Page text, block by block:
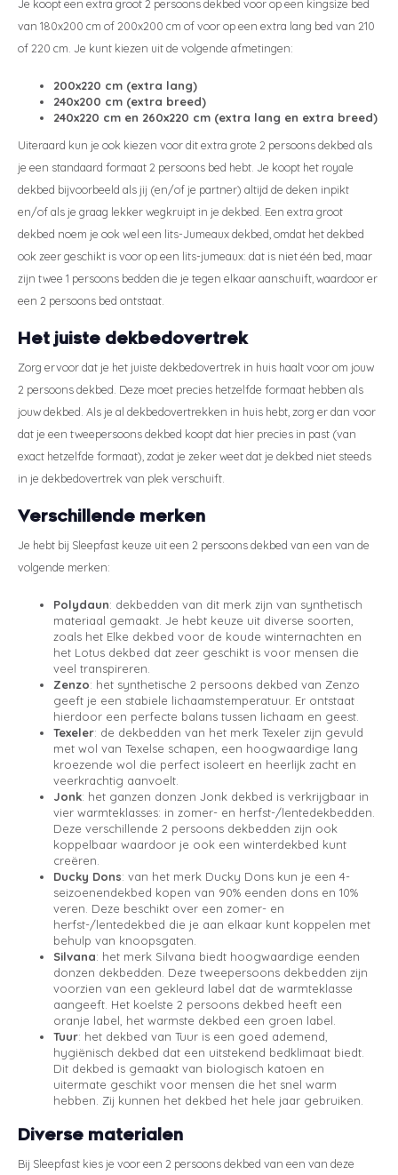
Je koopt een extra groot 2 persoons dekbed voor op een kingsize bed
van 180x200 cm of 200x200 cm of voor op een extra lang bed van 210
of 220 cm. Je kunt kiezen uit de volgende afmetingen:
200x220 cm (extra lang)
240x200 cm (extra breed)
240x220 cm en 260x220 cm (extra lang en extra breed)
Uiteraard kun je ook kiezen voor dit extra grote 2 persoons dekbed als
je een standaard formaat 2 persoons bed hebt. Je koopt het royale
dekbed bijvoorbeeld als jij (en/of je partner) altijd de deken inpikt
en/of als je graag lekker wegkruipt in je dekbed. Een extra groot
dekbed noem je ook wel een lits-Jumeaux dekbed, omdat het dekbed
ook zeer geschikt is voor op een lits-jumeaux: dat is niet één bed, maar
zijn twee 1 persoons bedden die je tegen elkaar aanschuift, waardoor er
een 2 persoons bed ontstaat.
Het juiste dekbedovertrek
Zorg ervoor dat je het juiste dekbedovertrek in huis haalt voor om jouw
2 persoons dekbed. Deze moet precies hetzelfde formaat hebben als
jouw dekbed. Als je al dekbedovertrekken in huis hebt, zorg er dan voor
dat je een tweepersoons dekbed koopt dat hier precies in past (van
exact hetzelfde formaat), zodat je zeker weet dat je dekbed niet steeds
in je dekbedovertrek van plek verschuift.
Verschillende merken
Je hebt bij Sleepfast keuze uit een 2 persoons dekbed van een van de
volgende merken:
Polydaun: dekbedden van dit merk zijn van synthetisch
materiaal gemaakt. Je hebt keuze uit diverse soorten,
zoals het Elke dekbed voor de koude winternachten en
het Lotus dekbed dat zeer geschikt is voor mensen die
veel transpireren.
Zenzo: het synthetische 2 persoons dekbed van Zenzo
geeft je een stabiele lichaamstemperatuur. Er ontstaat
hierdoor een perfecte balans tussen lichaam en geest.
Texeler: de dekbedden van het merk Texeler zijn gevuld
met wol van Texelse schapen, een hoogwaardige lang
kroezende wol die perfect isoleert en heerlijk zacht en
veerkrachtig aanvoelt.
Jonk: het ganzen donzen Jonk dekbed is verkrijgbaar in
vier warmteklasses: in zomer- en herfst-/lentedekbedden.
Deze verschillende 2 persoons dekbedden zijn ook
koppelbaar waardoor je ook een winterdekbed kunt
creëren.
Ducky Dons: van het merk Ducky Dons kun je een 4-
seizoenendekbed kopen van 90% eenden dons en 10%
veren. Deze beschikt over een zomer- en
herfst-/lentedekbed die je aan elkaar kunt koppelen met
behulp van knoopsgaten.
Silvana: het merk Silvana biedt hoogwaardige eenden
donzen dekbedden. Deze tweepersoons dekbedden zijn
voorzien van een gekleurd label dat de warmteklasse
aangeeft. Het koelste 2 persoons dekbed heeft een
oranje label, het warmste dekbed een groen label.
Tuur: het dekbed van Tuur is een goed ademend,
hygiënisch dekbed dat een uitstekend bedklimaat biedt.
Dit dekbed is gemaakt van biologisch katoen en
uitermate geschikt voor mensen die het snel warm
hebben. Zij kunnen het dekbed het hele jaar gebruiken.
Diverse materialen
Bij Sleepfast kies je voor een 2 persoons dekbed van een van deze